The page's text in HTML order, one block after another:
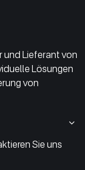
und Lieferant von
Lösungen
von
Sie uns